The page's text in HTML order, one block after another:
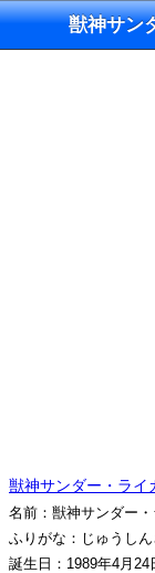
獣神サン
獣神サンダー・ライ
名前：獣神サンダー
ふりがな：じゅうし
誕生日：1989年4月24